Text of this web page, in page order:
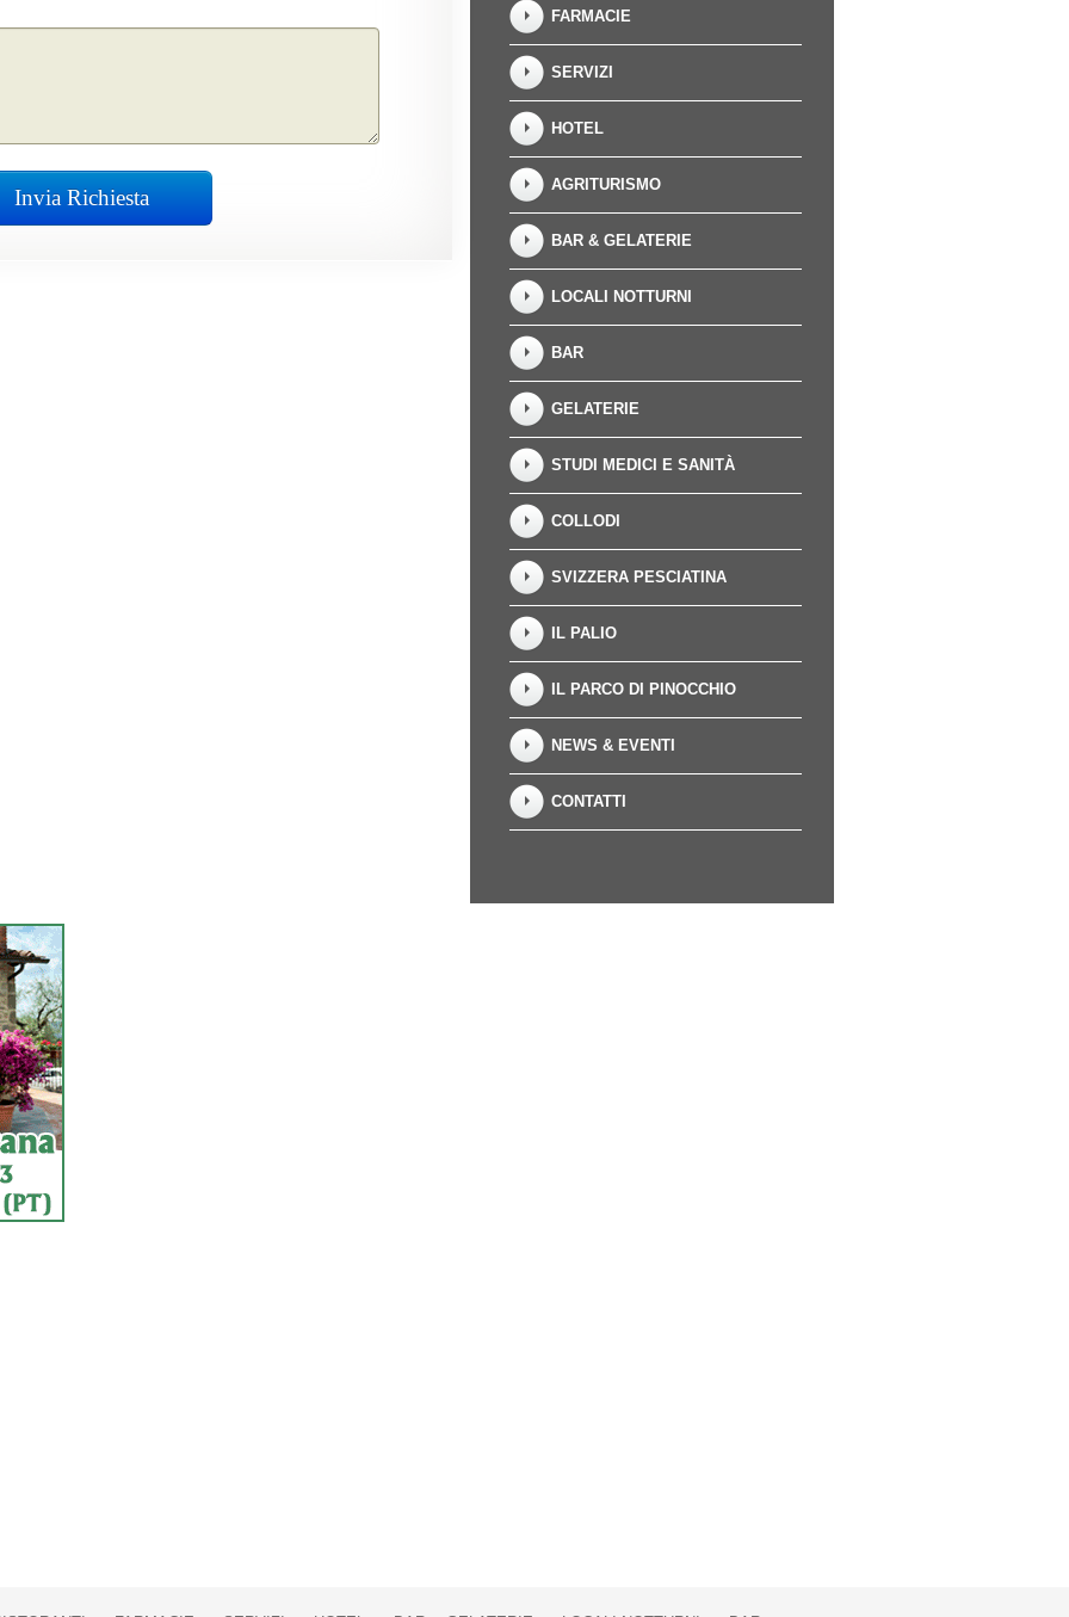
Invia Richiesta
FARMACIE
SERVIZI
HOTEL
AGRITURISMO
BAR & GELATERIE
LOCALI NOTTURNI
BAR
GELATERIE
STUDI MEDICI E SANITÀ
COLLODI
SVIZZERA PESCIATINA
IL PALIO
IL PARCO DI PINOCCHIO
NEWS & EVENTI
CONTATTI